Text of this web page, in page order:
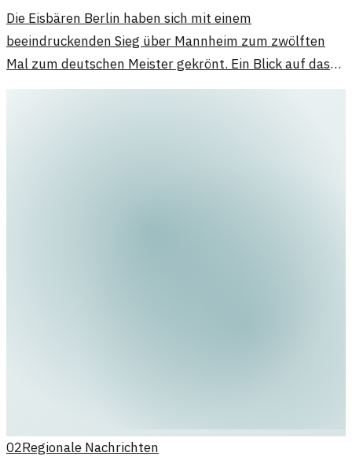
Die Eisbären Berlin haben sich mit einem
beeindruckenden Sieg über Mannheim zum zwölften
Mal zum deutschen Meister gekrönt. Ein Blick auf das
entscheidende Spiel und seine Bedeutung.
02Regionale Nachrichten